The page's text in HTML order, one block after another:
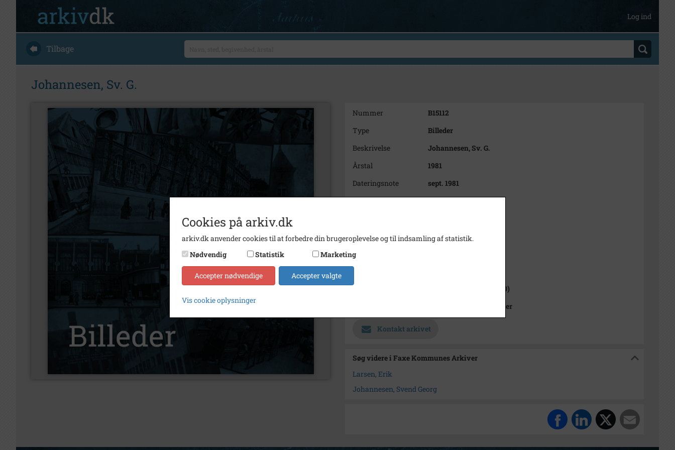
Log ind
Tilbage
Johannesen, Sv. G.
Nummer
B15112
Type
Billeder
Beskrivelse
Johannesen, Sv. G.
Årstal
1981
Dateringsnote
sept. 1981
Fotograf
Erik Larsen Foto
Materiale
s/h positiv
Se på kort
Type
Enhed
Haslev Sogn (1000-2050)
Faxe Kommunes Arkiver
Kontakt arkivet
Søg videre i Faxe Kommunes Arkiver
Larsen, Erik
Johannesen, Svend Georg
Cookies på arkiv.dk
arkiv.dk anvender cookies til at forbedre din brugeroplevelse og til indsamling af statistik.
Nødvendig
Statistik Marketing
Accepter nødvendige Accepter valgte
Vis cookie oplysninger